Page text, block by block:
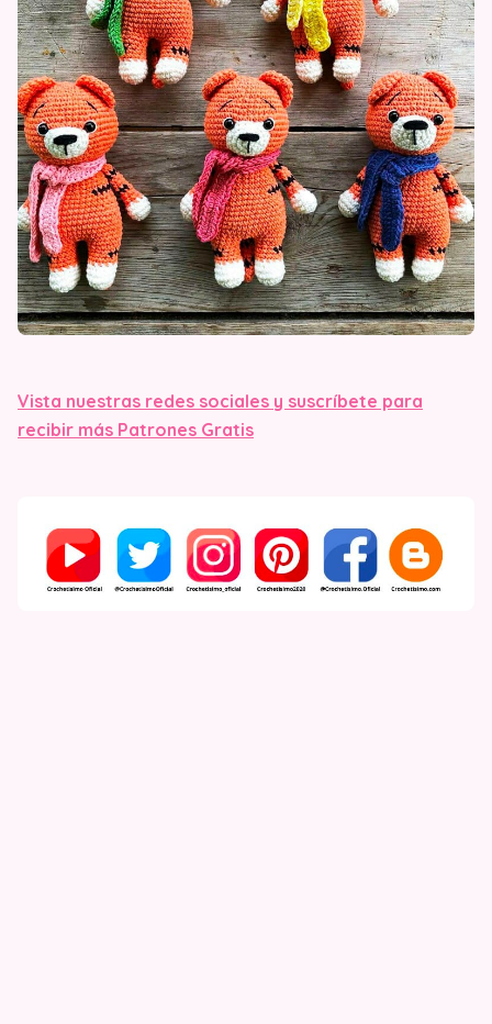
Vista nuestras redes sociales y suscríbete para
recibir más Patrones Gratis